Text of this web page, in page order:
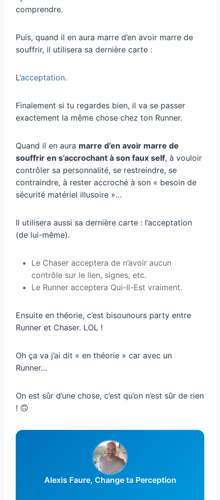
comprendre.
Puis, quand il en aura marre d’en avoir marre de
souffrir, il utilisera sa dernière carte :
L’acceptation.
Finalement si tu regardes bien, il va se passer
exactement la même chose chez ton Runner.
Quand il en aura marre d’en avoir marre de
souffrir en s’accrochant à son faux self, à vouloir
contrôler sa personnalité, se restreindre, se
contraindre, à rester accroché à son « besoin de
sécurité matériel illusoire »…
Il utilisera aussi sa dernière carte : l’acceptation
(de lui-même).
Le Chaser acceptera de n’avoir aucun
contrôle sur le lien, signes, etc.
Le Runner acceptera Qui-Il-Est vraiment.
Ensuite en théorie, c’est bisounours party entre
Runner et Chaser. LOL !
Oh ça va j’ai dit « en théorie » car avec un
Runner…
On est sûr d’une chose, c’est qu’on n’est sûr de rien
! 🙃
Alexis Faure, Change ta Perception